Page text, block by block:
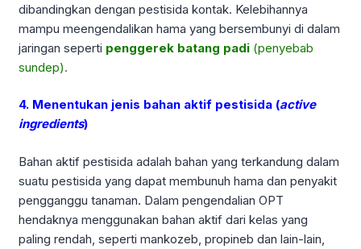
dibandingkan dengan pestisida kontak. Kelebihannya
mampu meengendalikan hama yang bersembunyi di dalam
jaringan seperti penggerek batang padi (penyebab
sundep).
4. Menentukan jenis bahan aktif pestisida (active
ingredients)
Bahan aktif pestisida adalah bahan yang terkandung dalam
suatu pestisida yang dapat membunuh hama dan penyakit
pengganggu tanaman. Dalam pengendalian OPT
hendaknya menggunakan bahan aktif dari kelas yang
paling rendah, seperti mankozeb, propineb dan lain-lain,